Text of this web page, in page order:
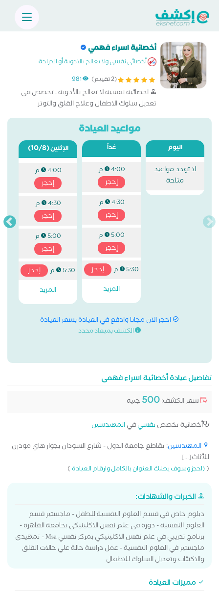
أخصائية اسراء فهمي
أخصائي نفسي ولا يعالج بالادوية أو الجراحة
(2 تقييم)
981
اخصائية نفسية لا تعالج بالأدوية ـ تخصص في
تعديل سلوك الاطفال وعلاج القلق والتوتر
النفسي والاكتئاب - حل المشكلات الأسرية
والعاطفية
مواعيد العيادة
اليوم
لا توجد مواعيد
متاحة
غداً
4:00 م
إحجز
4:30 م
إحجز
5:00 م
إحجز
5:30 م
إحجز
المزيد
الإثنين(10/8)
4:00 م
إحجز
4:30 م
إحجز
5:00 م
إحجز
5:30 م
إحجز
المزيد
احجز الان مجانا وادفع في العيادة بسعر العيادة
الكشف بميعاد محدد
تفاصيل عيادة أخصائية اسراء فهمي
سعر الكشف:500 جنيه
أخصائية تخصصنفسيفيالمهندسين
المهندسين: تقاطع جامعة الدول - شارع السودان بجوار هاي مودرن
للأثاث[...]
((احجز وسوف يصلك العنوان بالكامل وارقام العيادة)
الخبرات والشهادات:
دبلوم خاص في قسم العلوم النفسية للطفل - ماجستير قسم
العلوم النفسية - دورة في علم نفس الاكلينيكي بجامعة القاهرة -
برنامج تدريبي في علم نفس الاكلينيكي بمركز نفسي Msa - تمهيدي
ماجستير في العلوم النفسية - عمل دراسة حالة علي حالات القلق
والاكتئاب وتعديل السلوك للاطفال
مميزات العيادة